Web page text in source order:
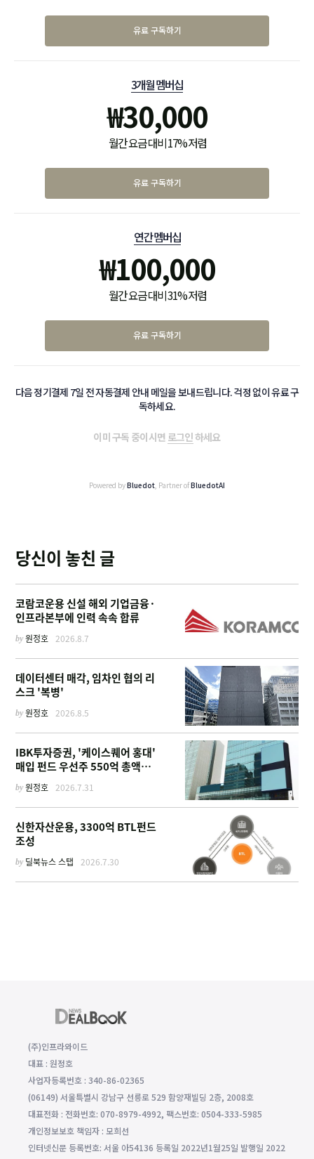
유료 구독하기
3개월 멤버십
₩30,000
월간 요금 대비 17% 저렴
유료 구독하기
연간 멤버십
₩100,000
월간 요금 대비 31% 저렴
유료 구독하기
다음 정기결제 7일 전 자동결제 안내 메일을 보내드립니다. 걱정 없이 유료 구
독하세요.
이미 구독 중이시면 로그인하세요
Powered byBluedot, Partner ofBluedotAI
당신이 놓친 글
코람코운용 신설 해외 기업금융·
인프라본부에 인력 속속 합류
by원정호 2026.8.7
데이터센터 매각, 임차인 협의 리
스크 '복병'
by원정호 2026.8.5
IBK투자증권, '케이스퀘어 홍대'
매입 펀드 우선주 550억 총액인
by원정호 2026.7.31
신한자산운용, 3300억 BTL펀드
조성
by 딜북뉴스 스탭 2026.7.30
(주)인프라와이드
대표 : 원정호
사업자등록번호 : 340-86-02365
(06149) 서울특별시 강남구 선릉로 529 함양재빌딩 2층, 2008호
대표전화 : 전화번호: 070-8979-4992, 팩스번호: 0504-333-5985
개인정보보호 책임자 : 모희선
인터넷신문 등록번호: 서울 아54136 등록일 2022년1월25일 발행일 2022